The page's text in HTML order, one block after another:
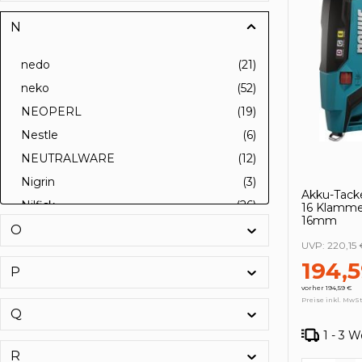
N
(21)
nedo
(52)
neko
(19)
NEOPERL
(6)
Nestle
(12)
NEUTRALWARE
(3)
Nigrin
(26)
Nilfisk
(4)
(74)
(1)
NÖLLE PROFI BRUSH
O
P
Q
R
Akku-
16
16mm
vorher 194,59 €
UVP: 220,15
Preise inkl.
1 - 3